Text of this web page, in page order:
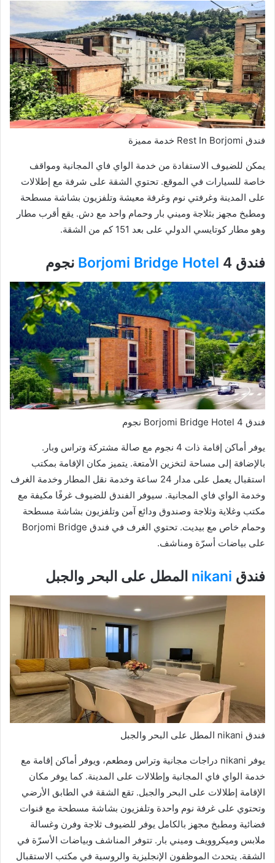
فندق Rest In Borjomi خدمة مميزة
يمكن للضيوف الاستفادة من خدمة الواي فاي المجانية ومواقف
خاصة للسيارات في الموقع. تحتوي الشقة على شرفة مع إطلالات
على المدينة وغرفتي نوم وغرفة معيشة وتلفزيون بشاشة مسطحة
ومطبخ مجهز بثلاجة وميني بار وحمام واحد مع دش. يقع أقرب مطار
وهو مطار كوتايسي الدولي على بعد 151 كم من الشقة.
فندق Borjomi Bridge Hotel 4 نجوم
فندق Borjomi Bridge Hotel 4 نجوم
يوفر أماكن إقامة ذات 4 نجوم مع صالة مشتركة وتراس وبار.
بالإضافة إلى مساحة لتخزين الأمتعة. يتميز مكان الإقامة بمكتب
استقبال يعمل على مدار 24 ساعة وخدمة نقل المطار وخدمة الغرف
وخدمة الواي فاي المجانية. سيوفر الفندق للضيوف غرفًا مكيفة مع
مكتب وغلاية وثلاجة وصندوق ودائع آمن وتلفزيون بشاشة مسطحة
وحمام خاص مع بيديت. تحتوي الغرف في فندق Borjomi Bridge
على بياضات أسرّة ومناشف.
فندق nikani المطل على البحر والجبل
فندق nikani المطل على البحر والجبل
يوفر nikani دراجات مجانية وتراس ومطعم، ويوفر أماكن إقامة مع
خدمة الواي فاي المجانية وإطلالات على المدينة. كما يوفر مكان
الإقامة إطلالات على البحر والجبل. تقع الشقة في الطابق الأرضي
وتحتوي على غرفة نوم واحدة وتلفزيون بشاشة مسطحة مع قنوات
فضائية ومطبخ مجهز بالكامل يوفر للضيوف ثلاجة وفرن وغسالة
ملابس وميكروويف وميني بار. تتوفر المناشف وبياضات الأسرّة في
الشقة. يتحدث الموظفون الإنجليزية والروسية في مكتب الاستقبال